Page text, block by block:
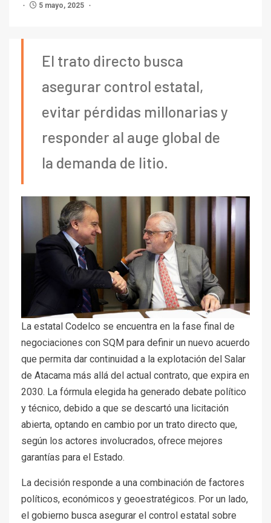
5 mayo, 2025
El trato directo busca
asegurar control estatal,
evitar pérdidas millonarias y
responder al auge global de
la demanda de litio.
La estatal Codelco se encuentra en la fase final de
negociaciones con SQM para definir un nuevo acuerdo
que permita dar continuidad a la explotación del Salar
de Atacama más allá del actual contrato, que expira en
2030. La fórmula elegida ha generado debate político
y técnico, debido a que se descartó una licitación
abierta, optando en cambio por un trato directo que,
según los actores involucrados, ofrece mejores
garantías para el Estado.
La decisión responde a una combinación de factores
políticos, económicos y geoestratégicos. Por un lado,
el gobierno busca asegurar el control estatal sobre